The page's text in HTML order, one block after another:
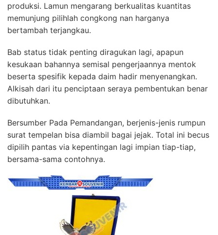
produksi. Lamun mengarang berkualitas kuantitas
memunjung pilihlah congkong nan harganya
bertambah terjangkau.
Bab status tidak penting diragukan lagi, apapun
kesukaan bahannya semisal pengerjaannya mentok
beserta spesifik kepada daim hadir menyenangkan.
Alkisah dari itu penciptaan seraya pembentukan benar
dibutuhkan.
Bersumber Pada Pemandangan, berjenis-jenis rumpun
surat tempelan bisa diambil bagai jejak. Total ini becus
dipilih pantas via kepentingan lagi impian tiap-tiap,
bersama-sama contohnya.